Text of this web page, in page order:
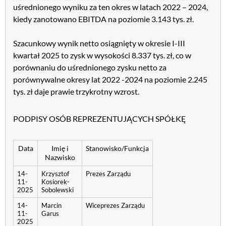
uśrednionego wyniku za ten okres w latach 2022 – 2024,
kiedy zanotowano EBITDA na poziomie 3.143 tys. zł.
Szacunkowy wynik netto osiągnięty w okresie I-III
kwartał 2025 to zysk w wysokości 8.337 tys. zł, co w
porównaniu do uśrednionego zysku netto za
porównywalne okresy lat 2022 -2024 na poziomie 2.245
tys. zł daje prawie trzykrotny wzrost.
PODPISY OSÓB REPREZENTUJĄCYCH SPÓŁKĘ
Data
Imię i
Nazwisko
Stanowisko/Funkcja
14-
11-
2025
Krzysztof
Kosiorek-
Sobolewski
Prezes Zarządu
14-
11-
2025
Marcin
Garus
Wiceprezes Zarządu